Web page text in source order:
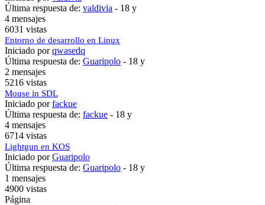
Última respuesta de: valdivia - 18 y
4 mensajes
6031 vistas
Entorno de desarrollo en Linux
Iniciado porqwasedq
Última respuesta de: Guaripolo - 18 y
2 mensajes
5216 vistas
Mouse in SDL
Iniciado porfackue
Última respuesta de: fackue - 18 y
4 mensajes
6714 vistas
Lightgun en KOS
Iniciado porGuaripolo
Última respuesta de: Guaripolo - 18 y
1 mensajes
4900 vistas
Página